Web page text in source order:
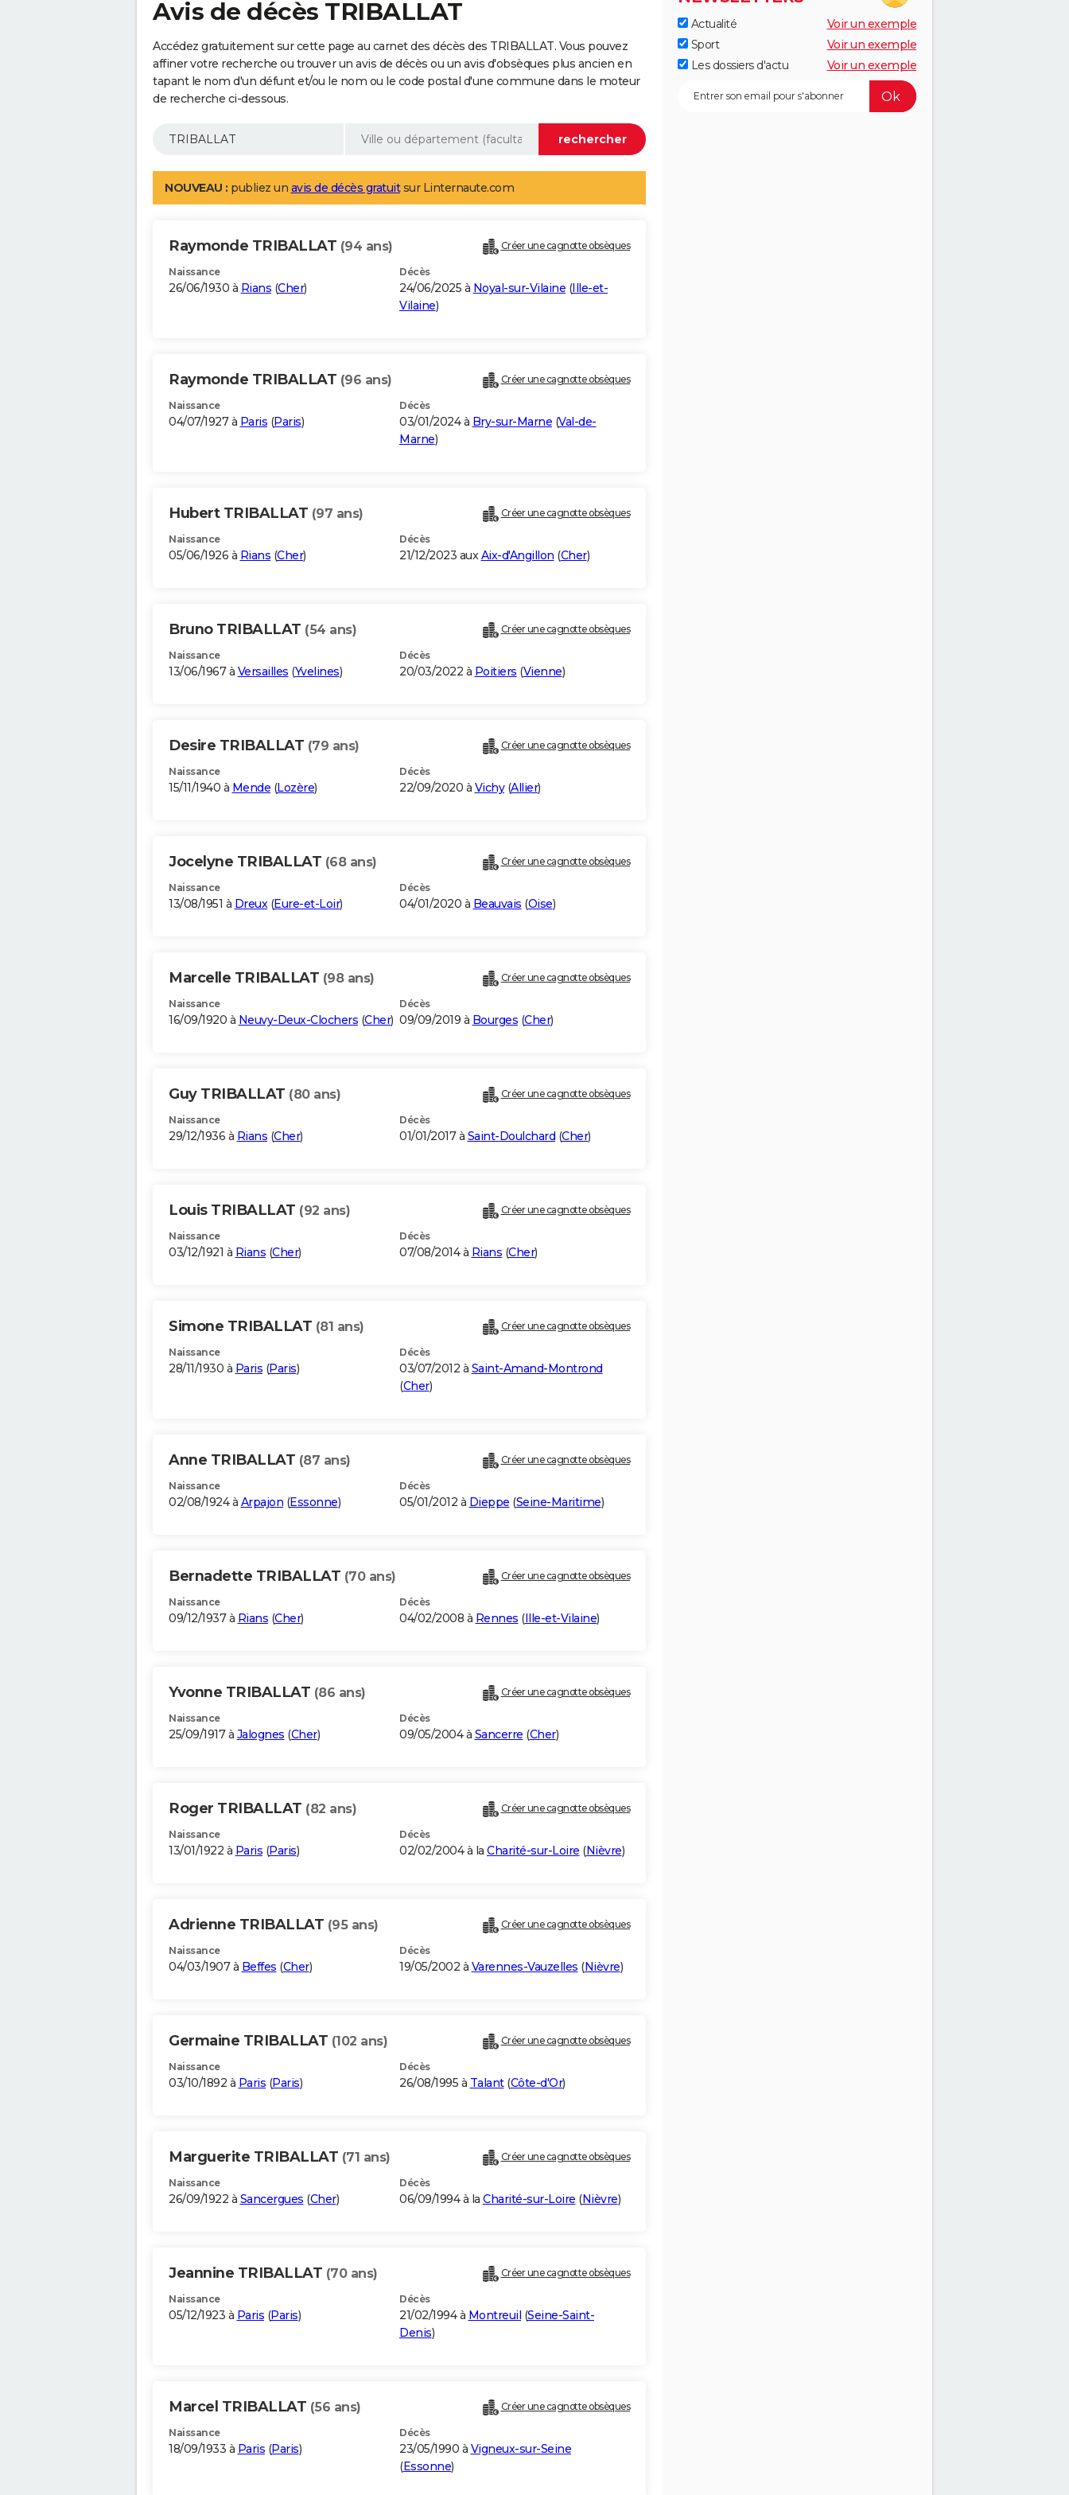
Avis de décès TRIBALLAT
Accédez gratuitement sur cette page au carnet des décès des TRIBALLAT. Vous pouvez
affiner votre recherche ou trouver un avis de décès ou un avis d'obsèques plus ancien en
tapant le nom d'un défunt et/ou le nom ou le code postal d'une commune dans le moteur
de recherche ci-dessous.
NOUVEAU : publiez un avis de décès gratuitsur Linternaute.com
Raymonde TRIBALLAT (94 ans) Créer une cagnotte obsèques
Naissance
26/06/1930 à Rians (Cher)
Décès
24/06/2025 à Noyal-sur-Vilaine (Ille-et-
Vilaine)
Raymonde TRIBALLAT (96 ans) Créer une cagnotte obsèques
Naissance
04/07/1927 à Paris (Paris)
Décès
03/01/2024 à Bry-sur-Marne (Val-de-
Marne)
Hubert TRIBALLAT (97 ans) Créer une cagnotte obsèques
Naissance
05/06/1926 à Rians (Cher)
Décès
21/12/2023 auxAix-d'Angillon (Cher)
Bruno TRIBALLAT (54 ans) Créer une cagnotte obsèques
Naissance
13/06/1967 à Versailles (Yvelines)
Décès
20/03/2022 à Poitiers (Vienne)
Desire TRIBALLAT (79 ans) Créer une cagnotte obsèques
Naissance
15/11/1940 à Mende (Lozère)
Décès
22/09/2020 à Vichy(Allier)
Jocelyne TRIBALLAT (68 ans) Créer une cagnotte obsèques
Naissance
13/08/1951 à Dreux(Eure-et-Loir)
Décès
04/01/2020 à Beauvais (Oise)
Marcelle TRIBALLAT (98 ans) Créer une cagnotte obsèques
Naissance
16/09/1920 à Neuvy-Deux-Clochers (Cher)
Décès
09/09/2019 à Bourges (Cher)
Guy TRIBALLAT (80 ans) Créer une cagnotte obsèques
Naissance
29/12/1936 à Rians (Cher)
Décès
01/01/2017 à Saint-Doulchard (Cher)
Louis TRIBALLAT (92 ans) Créer une cagnotte obsèques
Naissance
03/12/1921 à Rians (Cher)
Décès
07/08/2014 à Rians (Cher)
Simone TRIBALLAT (81 ans) Créer une cagnotte obsèques
Naissance
28/11/1930 à Paris (Paris)
Décès
03/07/2012 à Saint-Amand-Montrond
(Cher)
Anne TRIBALLAT (87 ans) Créer une cagnotte obsèques
Naissance
02/08/1924 à Arpajon (Essonne)
Décès
05/01/2012 à Dieppe (Seine-Maritime)
Bernadette TRIBALLAT (70 ans) Créer une cagnotte obsèques
Naissance
09/12/1937 à Rians (Cher)
Décès
04/02/2008 à Rennes (Ille-et-Vilaine)
Yvonne TRIBALLAT (86 ans) Créer une cagnotte obsèques
Naissance
25/09/1917 à Jalognes (Cher)
Décès
09/05/2004 à Sancerre (Cher)
Roger TRIBALLAT (82 ans) Créer une cagnotte obsèques
Naissance
13/01/1922 à Paris (Paris)
Décès
02/02/2004 à la Charité-sur-Loire (Nièvre)
Adrienne TRIBALLAT (95 ans) Créer une cagnotte obsèques
Naissance
04/03/1907 à Beffes (Cher)
Décès
19/05/2002 à Varennes-Vauzelles (Nièvre)
Germaine TRIBALLAT (102 ans) Créer une cagnotte obsèques
Naissance
03/10/1892 à Paris (Paris)
Décès
26/08/1995 à Talant(Côte-d'Or)
Marguerite TRIBALLAT (71 ans) Créer une cagnotte obsèques
Naissance
26/09/1922 à Sancergues (Cher)
Décès
06/09/1994 à la Charité-sur-Loire (Nièvre)
Jeannine TRIBALLAT (70 ans) Créer une cagnotte obsèques
Naissance
05/12/1923 à Paris (Paris)
Décès
21/02/1994 à Montreuil (Seine-Saint-
Denis)
Marcel TRIBALLAT (56 ans) Créer une cagnotte obsèques
Naissance
18/09/1933 à Paris (Paris)
Décès
23/05/1990 à Vigneux-sur-Seine
(Essonne)
Actualité
Voir un exemple
Sport
Voir un exemple
Les dossiers d'actu
Voir un exemple